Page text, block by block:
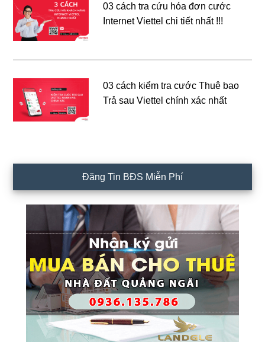
03 cách tra cứu hóa đơn cước
Internet Viettel chi tiết nhất !!!
03 cách kiểm tra cước Thuê bao
Trả sau Viettel chính xác nhất
Đăng Tin BĐS Miễn Phí